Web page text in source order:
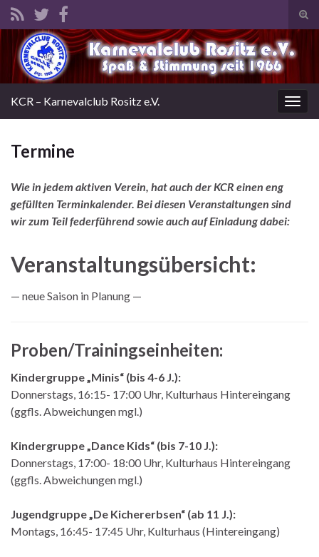
Search for:
KCR – Karnevalclub Rositz e.V.
Termine
Wie in jedem aktiven Verein, hat auch der KCR einen eng
gefüllten Terminkalender. Bei diesen Veranstaltungen sind
wir zum Teil federführend sowie auch auf Einladung dabei:
Veranstaltungsübersicht:
— neue Saison in Planung —
Proben/Trainingseinheiten:
Kindergruppe „Minis“ (bis 4-6 J.):
Donnerstags, 16:15- 17:00 Uhr, Kulturhaus Hintereingang
(ggfls. Abweichungen mgl.)
Kindergruppe „Dance Kids“ (bis 7-10 J.):
Donnerstags, 17:00- 18:00 Uhr, Kulturhaus Hintereingang
(ggfls. Abweichungen mgl.)
Jugendgruppe „De Kichererbsen“ (ab 11 J.):
Montags, 16:45- 17:45 Uhr, Kulturhaus (Hintereingang)